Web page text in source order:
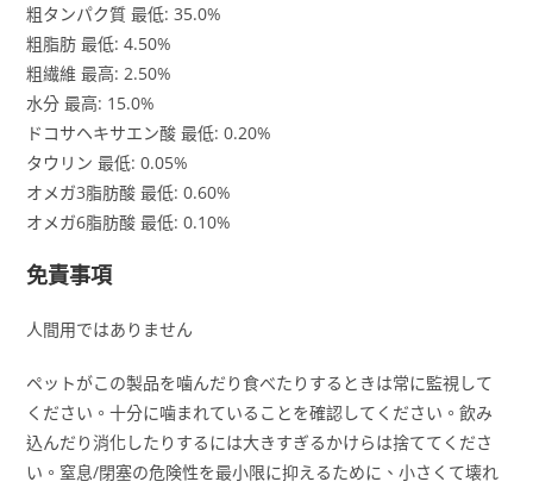
粗タンパク質 最低: 35.0%
粗脂肪 最低: 4.50%
粗繊維 最高: 2.50%
水分 最高: 15.0%
ドコサヘキサエン酸 最低: 0.20%
タウリン 最低: 0.05%
オメガ3脂肪酸 最低: 0.60%
オメガ6脂肪酸 最低: 0.10%
免責事項
人間用ではありません
ペットがこの製品を噛んだり食べたりするときは常に監視して
ください。十分に噛まれていることを確認してください。飲み
込んだり消化したりするには大きすぎるかけらは捨ててくださ
い。窒息/閉塞の危険性を最小限に抑えるために、小さくて壊れ